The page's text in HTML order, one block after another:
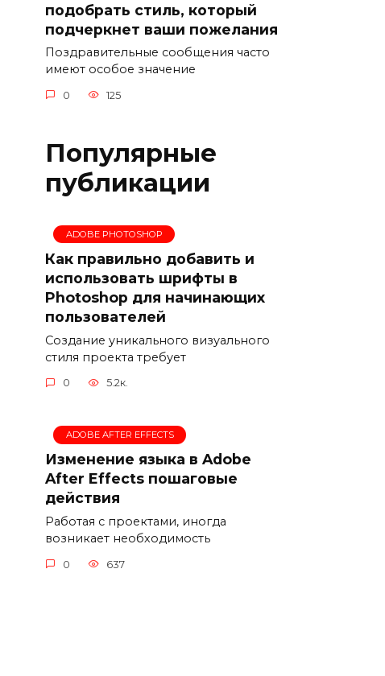
подобрать стиль, который
подчеркнет ваши пожелания
Поздравительные сообщения часто
имеют особое значение
0 125
Популярные
публикации
ADOBE PHOTOSHOP
Как правильно добавить и
использовать шрифты в
Photoshop для начинающих
пользователей
Создание уникального визуального
стиля проекта требует
0 5.2к.
ADOBE AFTER EFFECTS
Изменение языка в Adobe
After Effects пошаговые
действия
Работая с проектами, иногда
возникает необходимость
0 637